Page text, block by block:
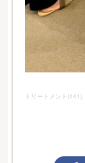
トリートメント (141)